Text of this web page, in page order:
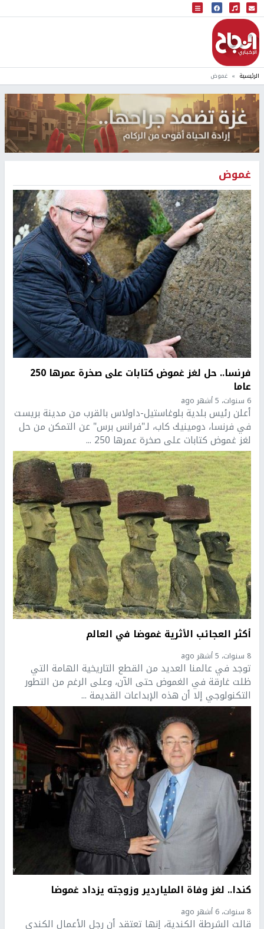
البث المباشر
إذاعة النجاح
الرئيسية غموض
غموض
فرنسا.. حل لغز غموض كتابات على صخرة عمرها 250
عاما
6 سنوات، 5 أشهر ago
أعلن رئيس بلدية بلوغاستيل-داولاس بالقرب من مدينة بريست
في فرنسا، دومينيك كاب، لـ"فرانس برس" عن التمكن من حل
لغز غموض كتابات على صخرة عمرها 250 ...
أكثر العجائب الأثرية غموضا في العالم
8 سنوات، 5 أشهر ago
توجد في عالمنا العديد من القطع التاريخية الهامة التي
ظلت غارقة في الغموض حتى الآن، وعلى الرغم من التطور
التكنولوجي إلا أن هذه الإبداعات القديمة ...
كندا.. لغز وفاة الملياردير وزوجته يزداد غموضا
8 سنوات، 6 أشهر ago
قالت الشرطة الكندية، إنها تعتقد أن رجل الأعمال الكندي